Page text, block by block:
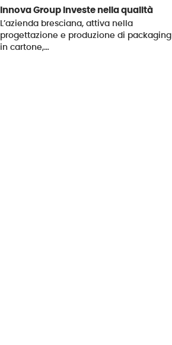
Innova Group investe nella qualità
L’azienda bresciana, attiva nella
progettazione e produzione di packaging
in cartone,…